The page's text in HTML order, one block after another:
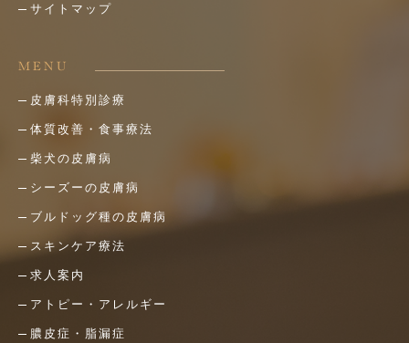
サイトマップ
MENU
皮膚科特別診療
体質改善・食事療法
柴犬の皮膚病
シーズーの皮膚病
ブルドッグ種の皮膚病
スキンケア療法
求人案内
アトピー・アレルギー
膿皮症・脂漏症